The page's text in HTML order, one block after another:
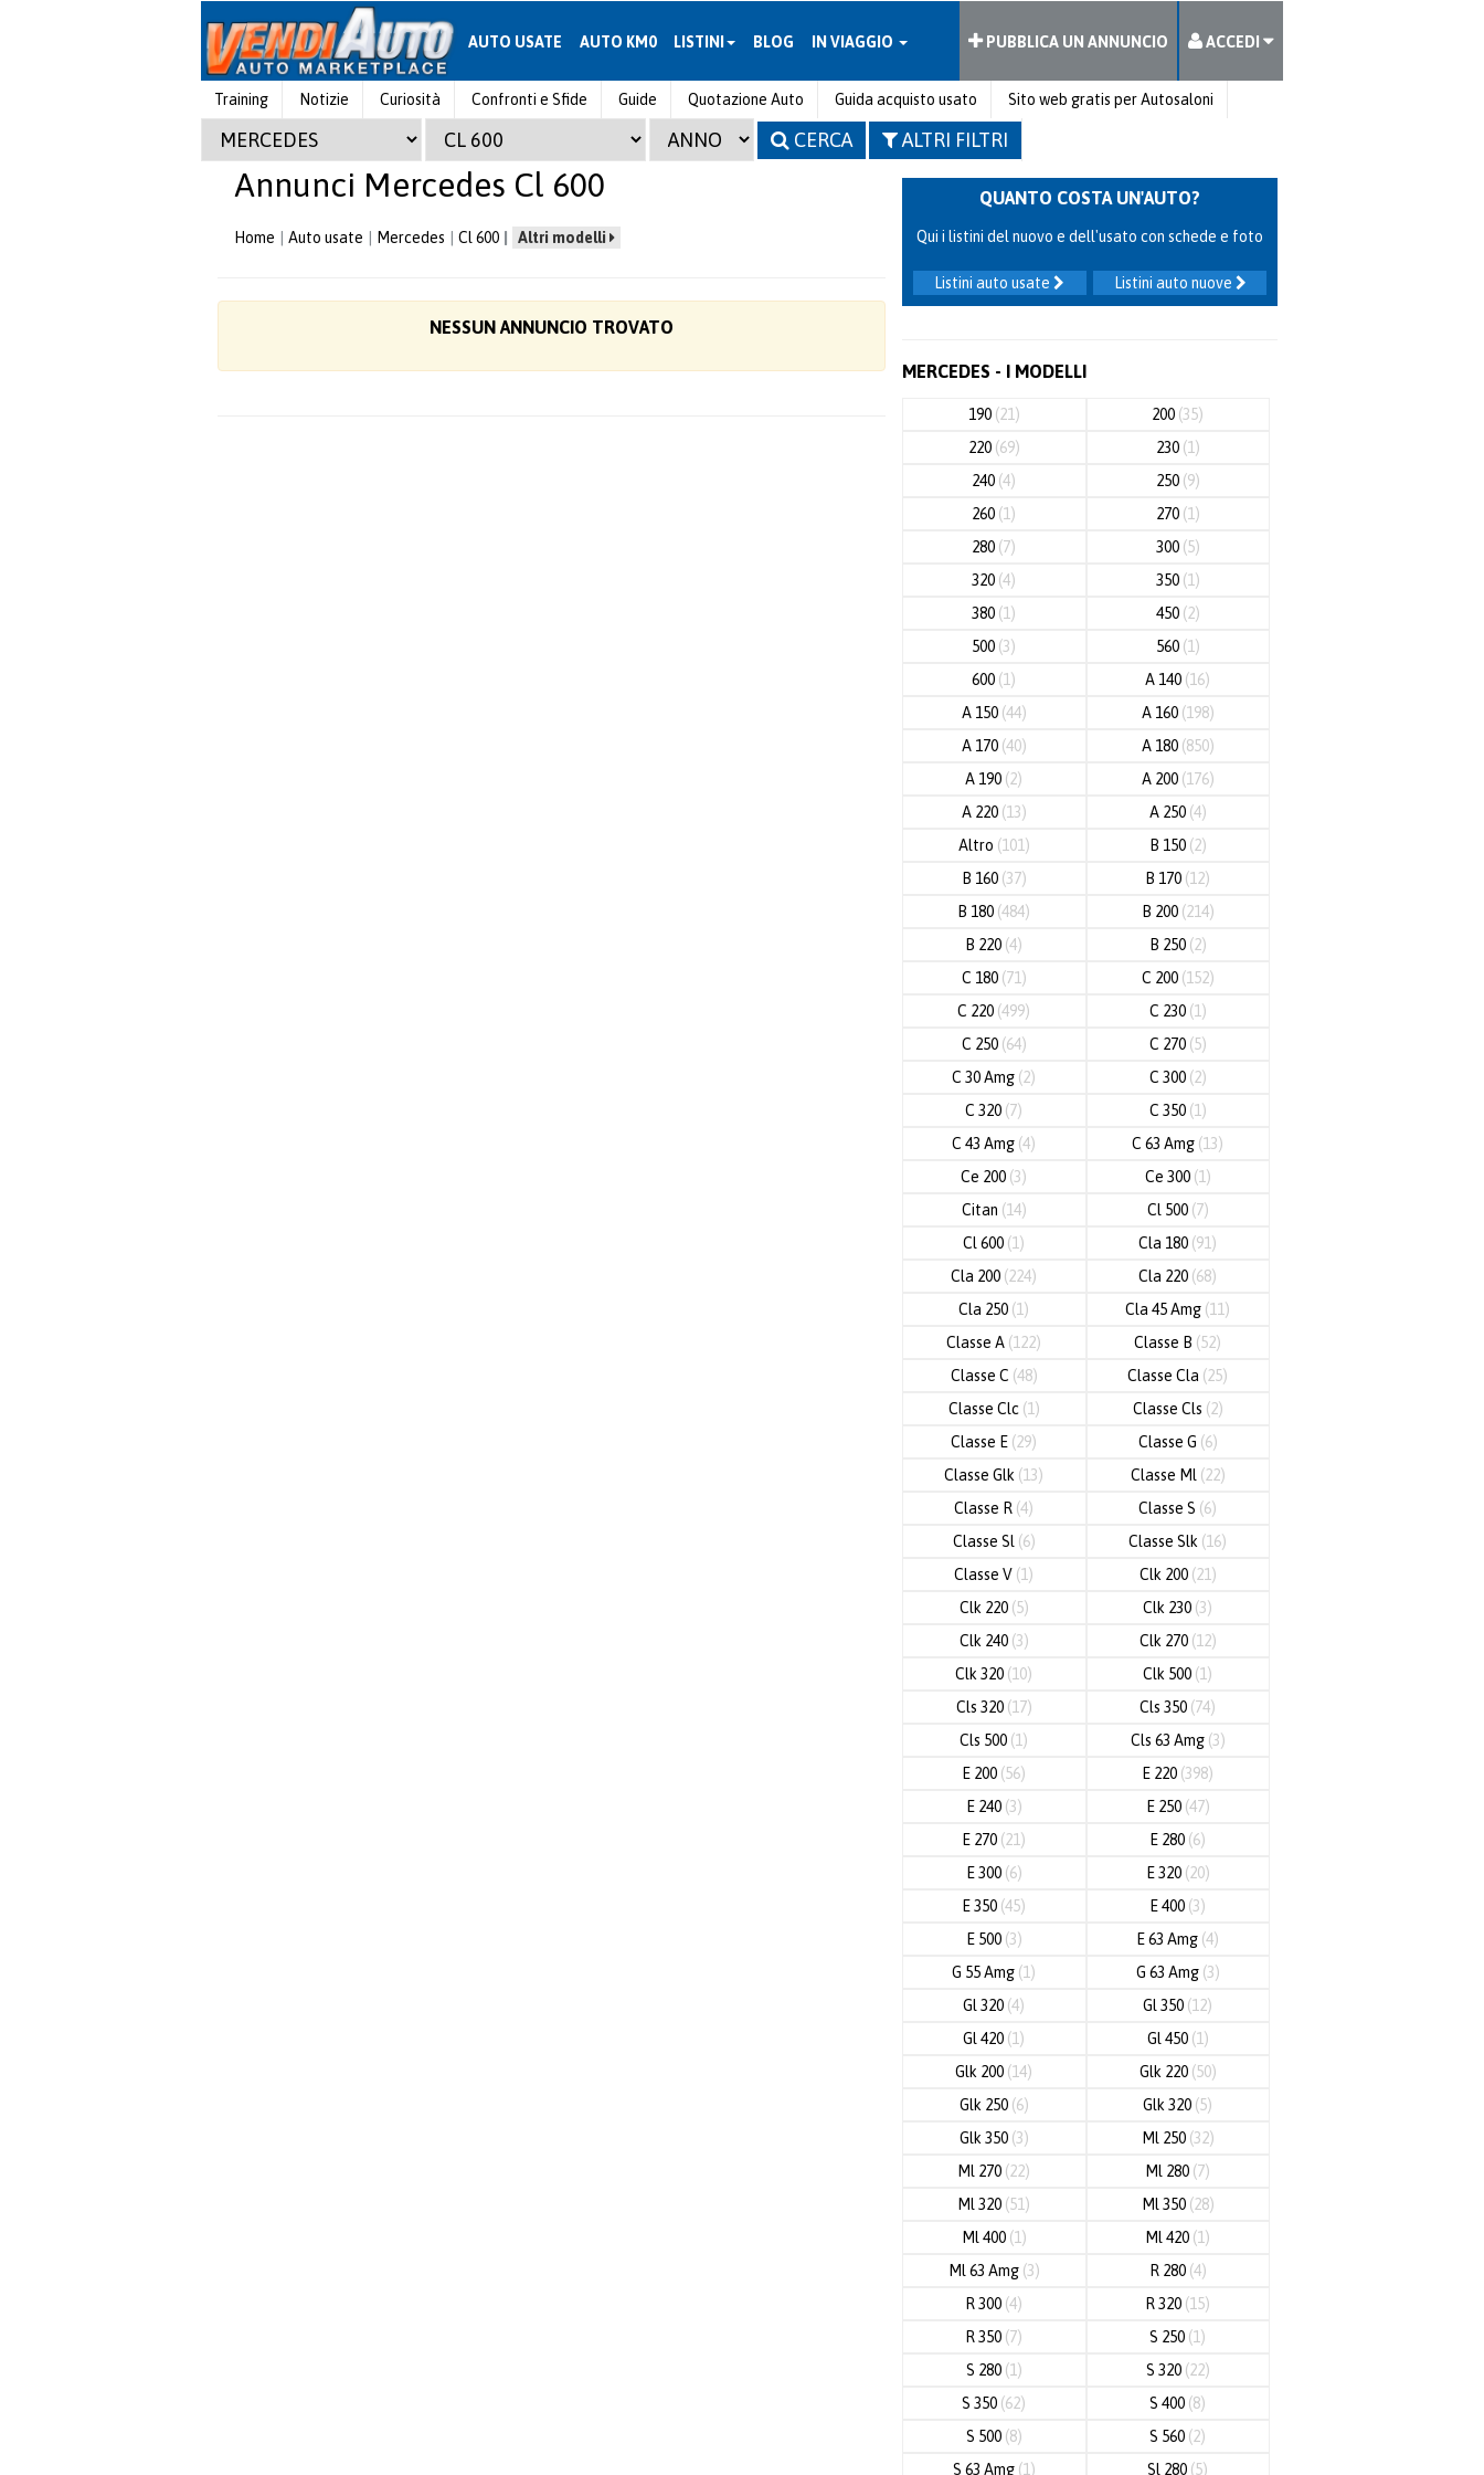
AUTO USATE AUTO KM0 LISTINI BLOG IN VIAGGIO PUBBLICA UN ANNUNCIO ACCEDI
Training Notizie Curiosità Confronti e Sfide Guide Quotazione Auto Guida acquisto usato Sito web gratis per Autosaloni
CERCA ALTRI FILTRI
Annunci Mercedes Cl 600
Home Auto usate Mercedes Cl 600 Altri modelli
NESSUN ANNUNCIO TROVATO
QUANTO COSTA UN'AUTO?
Qui i listini del nuovo e dell'usato con schede e foto
Listini auto nuove
Listini auto usate
MERCEDES - I MODELLI
190 (21) 200 (35)
220 (69) 230 (1)
240 (4) 250 (9)
260 (1) 270 (1)
280 (7) 300 (5)
320 (4) 350 (1)
380 (1) 450 (2)
500 (3) 560 (1)
600 (1) A 140 (16)
A 150 (44) A 160 (198)
A 170 (40) A 180 (850)
A 190 (2) A 200 (176)
A 220 (13) A 250 (4)
Altro (101) B 150 (2)
B 160 (37) B 170 (12)
B 180 (484) B 200 (214)
B 220 (4) B 250 (2)
C 180 (71) C 200 (152)
C 220 (499) C 230 (1)
C 250 (64) C 270 (5)
C 30 Amg (2) C 300 (2)
C 320 (7) C 350 (1)
C 43 Amg (4) C 63 Amg (13)
Ce 200 (3) Ce 300 (1)
Citan (14) Cl 500 (7)
Cl 600 (1) Cla 180 (91)
Cla 200 (224) Cla 220 (68)
Cla 250 (1) Cla 45 Amg (11)
Classe A (122) Classe B (52)
Classe C (48) Classe Cla (25)
Classe Clc (1) Classe Cls (2)
Classe E (29) Classe G (6)
Classe Glk (13) Classe Ml (22)
Classe R (4) Classe S (6)
Classe Sl (6) Classe Slk (16)
Classe V (1) Clk 200 (21)
Clk 220 (5) Clk 230 (3)
Clk 240 (3) Clk 270 (12)
Clk 320 (10) Clk 500 (1)
Cls 320 (17) Cls 350 (74)
Cls 500 (1) Cls 63 Amg (3)
E 200 (56) E 220 (398)
E 240 (3) E 250 (47)
E 270 (21) E 280 (6)
E 300 (6) E 320 (20)
E 350 (45) E 400 (3)
E 500 (3) E 63 Amg (4)
G 55 Amg (1) G 63 Amg (3)
Gl 320 (4) Gl 350 (12)
Gl 420 (1) Gl 450 (1)
Glk 200 (14) Glk 220 (50)
Glk 250 (6) Glk 320 (5)
Glk 350 (3) Ml 250 (32)
Ml 270 (22) Ml 280 (7)
Ml 320 (51) Ml 350 (28)
Ml 400 (1) Ml 420 (1)
Ml 63 Amg (3) R 280 (4)
R 300 (4) R 320 (15)
R 350 (7) S 250 (1)
S 280 (1) S 320 (22)
S 350 (62) S 400 (8)
S 500 (8) S 560 (2)
S 63 Amg (1) Sl 280 (5)